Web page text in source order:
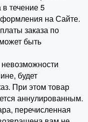
течение 5
на Сайте.
заказа по
быть
будет
При этом товар
аннулированным.
перечисленная